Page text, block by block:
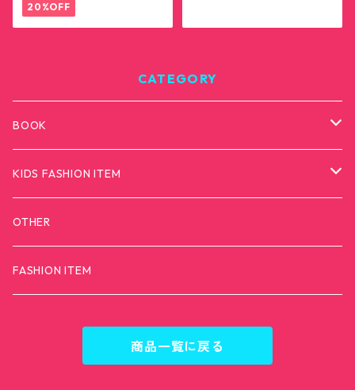
20%OFF
CATEGORY
BOOK
カモンダメダメモンスター
KIDS FASHION ITEM
T-SHIRTS
OTHER
FASHION ITEM
商品一覧に戻る